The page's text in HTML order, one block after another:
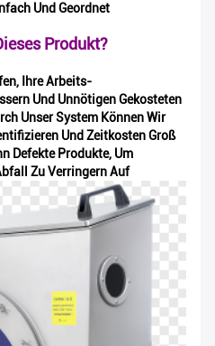
Und Geordnet
Produkt?
Ihre Arbeits-
Und Unnötigen Gekosteten
Unser System Können Wir
Und Zeitkosten Groß
Defekte Produkte, Um
Zu Verringern Auf